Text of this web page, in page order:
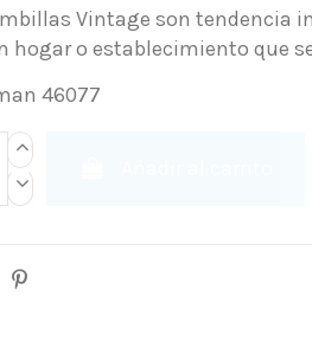
Vintage son tendencia
hogar o establecimiento que
46077